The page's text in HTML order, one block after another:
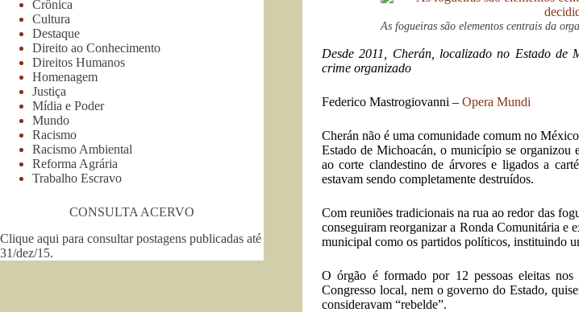
As fogueiras são elementos centrais da
Desde 2011, Cherán, localizado no Estado de
crime organizado
Federico Mastrogiovanni – Opera Mundi
Cherán não é uma comunidade comum no
Estado de Michoacán, o município se organizou
ao corte clandestino de árvores e ligados a
estavam sendo completamente destruídos.
Com reuniões tradicionais na rua ao redor das
conseguiram reorganizar a Ronda Comunitária e
municipal como os partidos políticos, instituindo
O órgão é formado por 12 pessoas eleitas
Congresso local, nem o governo do Estado,
consideravam “rebelde”.
Crônica
Cultura
Destaque
Direito ao Conhecimento
Direitos Humanos
Homenagem
Justiça
Mídia e Poder
Mundo
Racismo
Racismo Ambiental
Reforma Agrária
Trabalho Escravo
CONSULTA ACERVO
Clique aqui para consultar postagens publicadas até
31/dez/15.